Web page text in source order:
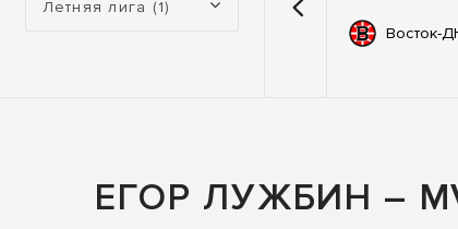
Летняя лига (1)
Восток-
ЕГОР ЛУЖБИН –